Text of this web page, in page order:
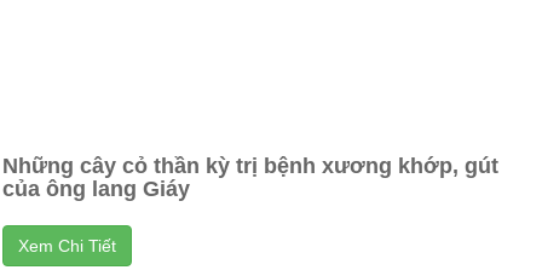
Những cây cỏ thần kỳ trị bệnh xương khớp, gút
của ông lang Giáy
Xem Chi Tiết